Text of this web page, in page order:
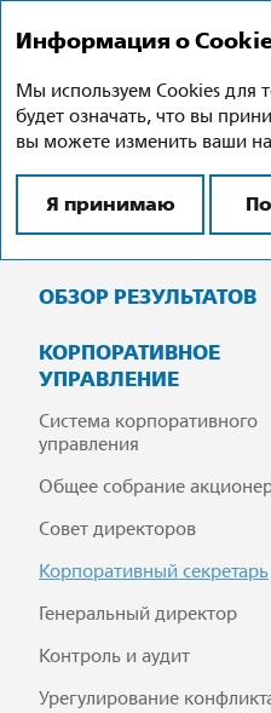
СТРАТЕГИЯ РАЗВИТИЯ
ОБЗОР РЕЗУЛЬТАТОВ
КОРПОРАТИВНОЕ
УПРАВЛЕНИЕ
Система корпоративного
управления
Общее собрание
Совет директоров
Корпоративный секретарь
Генеральный директор
Контроль и аудит
Урегулирование
Информация о
Мы используем Cookies для
будет означать, что вы
вы можете изменить ваши
Я принимаю